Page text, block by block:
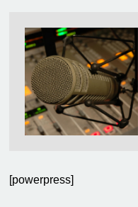
[powerpress]